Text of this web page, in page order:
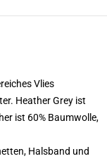
Vlies
Heather Grey ist
ist 60% Baumwolle,
Halsband und